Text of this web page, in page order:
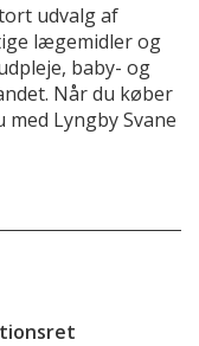
udvalg af
lægemidler og
baby- og
Når du køber
Lyngby Svane